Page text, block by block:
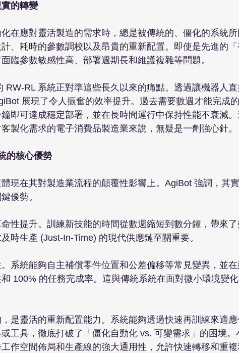
的轉變
在應對靈活製造的需求時，總是被傳統的、僵化的系統
、耗時的參數調校以及昂貴的重新配置。即使是先進的
臨參數敏感性高、部署週期長和維護複雜等問題。
RW-RL 系統正對準這些長久以來的痛點。透過讓機器人
展現了令人振奮的效率提升。過去需要數週才能完成
即可達成穩定部署，並在長時間運行中保持性能不衰減
製化需求的電子消費品製造業來說，無疑是一劑強心針。
的核心優勢
現在其對製造業流程的顛覆性影響上。AgiBot 強調，其
優勢。
性提升。訓練新技能的時間從數週縮短到數分鐘，帶來
時生產 (Just-In-Time) 的現代供應鏈至關重要。
系統能夠自主補償零件位置和公差偏移等常見變異，並
100% 的任務完成率。這與傳統系統在面對微小環境變
是靈活的重新配置能力。系統能夠透過快速再訓練來適
工具，徹底打破了「僵化自動化 vs. 可變需求」的困境。
作空間佈局和生產線的強大通用性，允許快速轉移和重